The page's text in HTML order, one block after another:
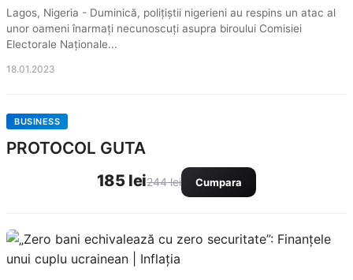
Lagos, Nigeria - Duminică, polițiștii nigerieni au respins un atac al
unor oameni înarmați necunoscuți asupra biroului Comisiei
Electorale Naționale...
18.01.2023
BUSINESS
PROTOCOL GUTA
185 lei244 lei Cumpara